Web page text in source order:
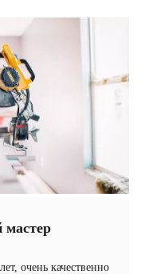
мастер
очень качественно